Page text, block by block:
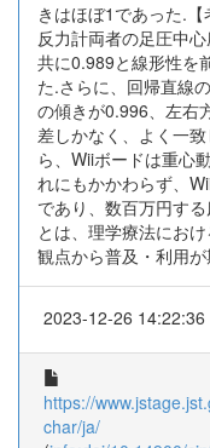
きはほぼ1であった.
反力計両者の足圧中
共に0.989と線形性を
た.さらに、回帰直線
の傾きが0.996、左右
差しかなく、よく一
ら、Wiiボードは重心
れにもかかわらず、
であり、数百万円す
とは、理学療法にお
観点から普及・利用
2023-12-26 14:22:36
https://
char/ja/